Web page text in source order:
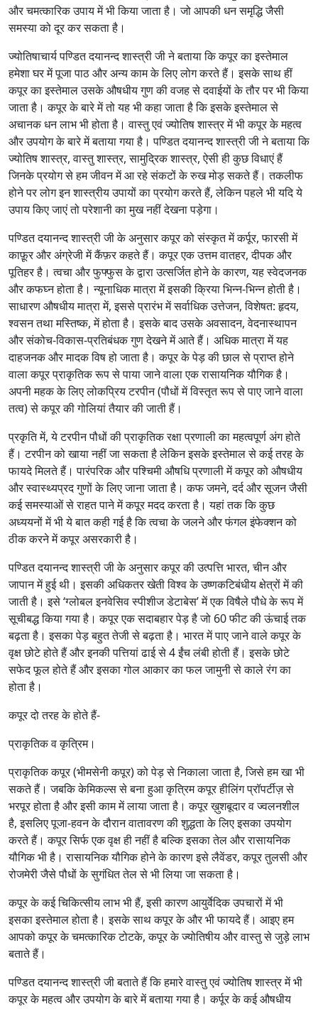
और चमत्कारिक उपाय में भी किया जाता है। जो आपकी धन समृद्धि जैसी
समस्या को दूर कर सकता है।
ज्योतिषाचार्य पण्डित दयानन्द शास्त्री जी ने बताया कि कपूर का इस्तेमाल
हमेशा घर में पूजा पाठ और अन्य काम के लिए लोग करते हैं। इसके साथ हीं
कपूर का इस्तेमाल उसके औषधीय गुण की वजह से दवाईयों के तौर पर भी किया
जाता है। कपूर के बारे में तो यह भी कहा जाता है कि इसके इस्तेमाल से
अचानक धन लाभ भी होता है। वास्तु एवं ज्योतिष शास्त्र में भी कपूर के महत्व
और उपयोग के बारे में बताया गया है। पण्डित दयानन्द शास्त्री जी ने बताया कि
ज्योतिष शास्त्र, वास्तु शास्त्र, सामुद्रिक शास्त्र, ऐसी ही कुछ विधाएं हैं
जिनके प्रयोग से हम जीवन में आ रहे संकटों के रुख मोड़ सकते हैं। तकलीफ
होने पर लोग इन शास्त्रीय उपायों का प्रयोग करते हैं, लेकिन पहले भी यदि ये
उपाय किए जाएं तो परेशानी का मुख नहीं देखना पड़ेगा।
पण्डित दयानन्द शास्त्री जी के अनुसार कपूर को संस्कृत में कर्पूर, फारसी में
काफ़ूर और अंग्रेजी में कैंफ़र कहते हैं। कपूर एक उत्तम वातहर, दीपक और
पूतिहर है। त्वचा और फुफ्फुस के द्वारा उत्सर्जित होने के कारण, यह स्वेदजनक
और कफघ्न होता है। न्यूनाधिक मात्रा में इसकी क्रिया भिन्न-भिन्न होती है।
साधारण औषधीय मात्रा में, इससे प्रारंभ में सर्वाधिक उत्तेजन, विशेषत: हृदय,
श्वसन तथा मस्तिष्क, में होता है। इसके बाद उसके अवसादन, वेदनास्थापन
और संकोच-विकास-प्रतिबंधक गुण देखने में आते हैं। अधिक मात्रा में यह
दाहजनक और मादक विष हो जाता है। कपूर के पेड़ की छाल से प्राप्त होने
वाला कपूर प्राकृतिक रूप से पाया जाने वाला एक रासायनिक यौगिक है।
अपनी महक के लिए लोकप्रिय टरपीन (पौधों में विस्‍तृत रूप से पाए जाने वाला
तत्‍व) से कपूर की गोलियां तैयार की जाती हैं।
प्रकृति में, ये टरपीन पौधों की प्राकृतिक रक्षा प्रणाली का महत्वपूर्ण अंग होते
हैं। टरपीन को खाया नहीं जा सकता है लेकिन इसके इस्‍तेमाल से कई तरह के
फायदे मिलते हैं। पारंपरिक और पश्चिमी औषधि प्रणाली में कपूर को औषधीय
और स्वास्थ्यप्रद गुणों के लिए जाना जाता है। कफ जमने, दर्द और सूजन जैसी
कई समस्‍याओं से राहत पाने में कपूर मदद करता है। यहां तक कि कुछ
अध्‍ययनों में भी ये बात कही गई है कि त्‍वचा के जलने और फंगल इंफेक्‍शन को
ठीक करने में कपूर असरकारी है।
पण्डित दयानन्द शास्त्री जी के अनुसार कपूर की उत्‍पत्ति भारत, चीन और
जापान में हुई थी। इसकी अधिकतर खेती विश्‍व के उष्णकटिबंधीय क्षेत्रों में की
जाती है। इसे ‘ग्लोबल इनवेसिव स्पीशीज डेटाबेस’ में एक विषैले पौधे के रूप में
सूचीबद्ध किया गया है। कपूर एक सदाबहार पेड़ है जो 60 फीट की ऊंचाई तक
बढ़ता है। इसका पेड़ बहुत तेजी से बढ़ता है। भारत में पाए जाने वाले कपूर के
वृक्ष छोटे होते हैं और इनकी पत्तियां ढाई से 4 ईंच लंबी होती हैं। इसके छोटे
सफेद फूल होते हैं और इसका गोल आकार का फल जामुनी से काले रंग का
होता है।
कपूर दो तरह के होते हैं-
प्राकृतिक व कृत्रिम।
प्राकृतिक कपूर (भीमसेनी कपूर) को पेड़ से निकाला जाता है, जिसे हम खा भी
सकते हैं। जबकि केमिकल्स से बना हुआ कृत्रिम कपूर हीलिंग प्रॉपर्टीज़ से
भरपूर होता है और इसी काम में लाया जाता है। कपूर ख़ुशबूदार व ज्वलनशील
है, इसलिए पूजा-हवन के दौरान वातावरण की शुद्धता के लिए इसका उपयोग
करते हैं। कपूर सिर्फ एक वृक्ष ही नहीं है बल्कि इसका तेल और रासायनिक
यौगिक भी है। रासायनिक यौगिक होने के कारण इसे लैवेंडर, कपूर तुलसी और
रोजमेरी जैसे पौधों के सुगंधित तेल से भी लिया जा सकता है।
कपूर के कई चिकित्सीय लाभ भी हैं, इसी कारण आयुर्वेदिक उपचारों में भी
इसका इस्तेमाल होता है। इसके साथ कपूर के और भी फायदे हैं। आइए हम
आपको कपूर के चमत्कारिक टोटके, कपूर के ज्योतिषीय और वास्तु से जुड़े लाभ
बताते हैं।
पण्डित दयानन्द शास्त्री जी बताते हैं कि हमारे वास्तु एवं ज्योतिष शास्त्र में भी
कपूर के महत्व और उपयोग के बारे में बताया गया है। कर्पूर के कई औषधीय